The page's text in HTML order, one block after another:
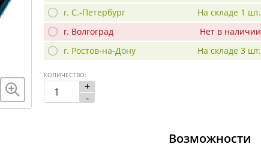
г. С.-Петербург
На складе 1 шт.
г. Волгоград
Нет в наличии
г. Ростов-на-Дону
На складе 3 шт.
+
-
КОЛИЧЕСТВО:
Возможности